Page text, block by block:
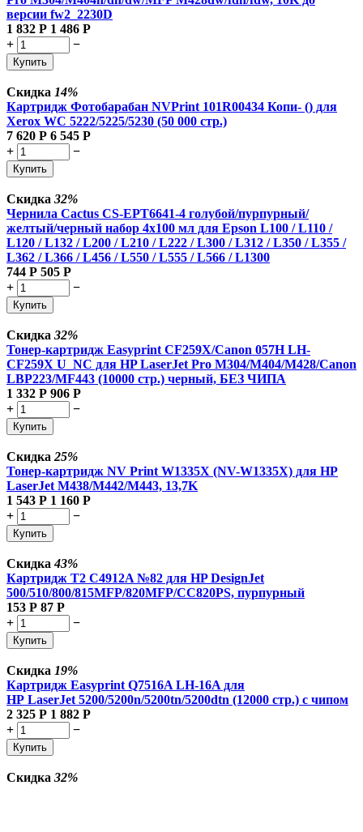
версии fw2_2230D
1 832 Р 1 486 Р
+
−
Купить
Скидка 14%
Картридж Фотобарабан NVPrint 101R00434 Копи- () для
Xerox WC 5222/5225/5230 (50 000 стр.)
7 620 Р 6 545 Р
+
−
Купить
Скидка 32%
Чернила Cactus CS-EPT6641-4 голубой/пурпурный/
желтый/черный набор 4x100 мл для Epson L100 / L110 /
L120 / L132 / L200 / L210 / L222 / L300 / L312 / L350 / L355 /
L362 / L366 / L456 / L550 / L555 / L566 / L1300
744 Р 505 Р
+
−
Купить
Скидка 32%
Тонер-картридж Easyprint CF259X/Canon 057H LH-
CF259X U_NC для HP LaserJet Pro M304/M404/M428/Canon
LBP223/MF443 (10000 стр.) черный, БЕЗ ЧИПА
1 332 Р 906 Р
+
−
Купить
Скидка 25%
Тонер-картридж NV Print W1335X (NV-W1335X) для HP
LaserJet M438/M442/M443, 13,7K
1 543 Р 1 160 Р
+
−
Купить
Скидка43%
Картридж T2 C4912A №82 для HP DesignJet
500/510/800/815MFP/820MFP/CC820PS, пурпурный
153 Р 87 Р
+
−
Купить
Скидка 19%
Картридж Easyprint Q7516A LH-16A для
HP LaserJet 5200/5200n/5200tn/5200dtn (12000 стр.) с чипом
2 325 Р 1 882 Р
+
−
Купить
Скидка 32%